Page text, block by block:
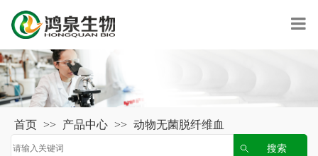
首页 >> 产品中心 >> 动物无菌脱纤维血